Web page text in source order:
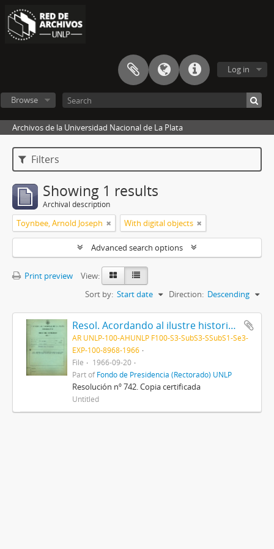
Log in
Browse
Archivos de la Universidad Nacional de La Plata
Filters
Showing 1 results
Archival description
Toynbee, Arnold Joseph With digital objects
Advanced search options
Print preview
View:
Sort by: Start date Direction: Descending
Resol. Acordando al ilustre historiador inglés Dr. Arnold Toynbee, el título de "Doctor Honoris Causa" de esta Universidad 1966
AR UNLP-100-AHUNLP F100-S3-SubS3-SSubS1-Se3-
EXP-100-8968-1966
File
1966-09-20
Part ofFondo de Presidencia (Rectorado) UNLP
Resolución nº 742. Copia certificada
Untitled